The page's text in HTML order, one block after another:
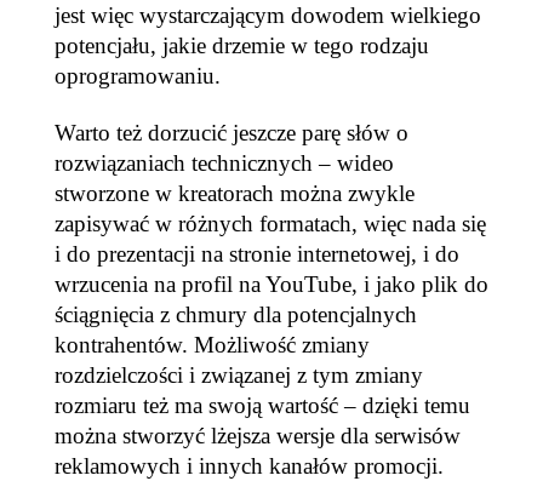
jest więc wystarczającym dowodem wielkiego
potencjału, jakie drzemie w tego rodzaju
oprogramowaniu.
Warto też dorzucić jeszcze parę słów o
rozwiązaniach technicznych – wideo
stworzone w kreatorach można zwykle
zapisywać w różnych formatach, więc nada się
i do prezentacji na stronie internetowej, i do
wrzucenia na profil na YouTube, i jako plik do
ściągnięcia z chmury dla potencjalnych
kontrahentów. Możliwość zmiany
rozdzielczości i związanej z tym zmiany
rozmiaru też ma swoją wartość – dzięki temu
można stworzyć lżejsza wersje dla serwisów
reklamowych i innych kanałów promocji.